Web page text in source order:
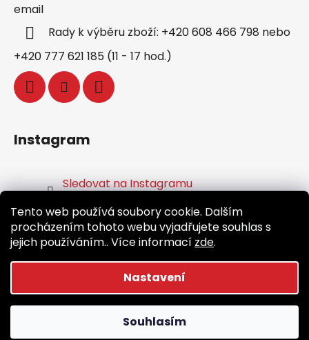
Tento web používá soubory cookie. Dalším
procházením tohoto webu vyjadřujete souhlas s
jejich používáním.. Více informací zde.
Nastavení
Souhlasím
email
Rady k výběru zboží: +420 608 466 798 nebo
+420 777 621 185 (11 - 17 hod.)
Instagram
Sledovat na Instagramu
Facebook
Vytvořil Shoptet
Běž.cz. Všechna práva vyhrazena.